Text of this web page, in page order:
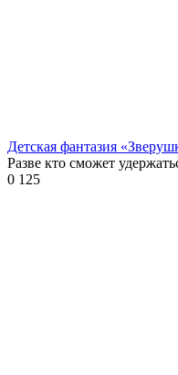
Детская фантазия
Разве кто сможет
0 125